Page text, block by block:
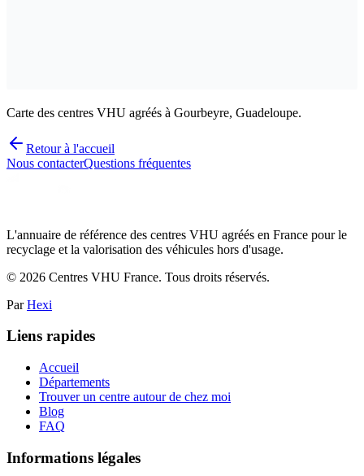
Carte des centres VHU agréés à Gourbeyre, Guadeloupe.
Retour à l'accueil
Nous contacterQuestions fréquentes
L'annuaire de référence des centres VHU agréés en France pour le
recyclage et la valorisation des véhicules hors d'usage.
© 2026 Centres VHU France. Tous droits réservés.
Par Hexi
Liens rapides
Accueil
Départements
Trouver un centre autour de chez moi
Blog
FAQ
Informations légales